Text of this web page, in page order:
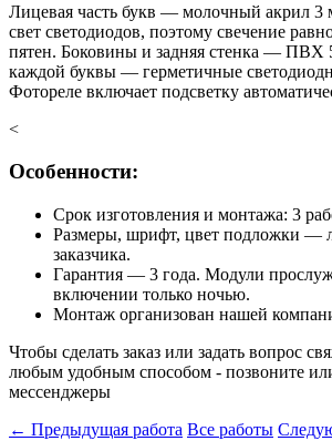
Лицевая часть букв — молочный акрил 3
свет светодиодов, поэтому свечение
пятен. Боковины и задняя стенка — ПВХ
каждой буквы — герметичные
Фотореле включает подсветку
<
Особенности:
Срок изготовления и монтажа: 3
Размеры, шрифт, цвет подложки —
заказчика.
Гарантия — 3 года. Модули
включении только ночью.
Монтаж организован нашей
Чтобы сделать заказ или задать вопрос
любым удобным способом - позвоните
мессенджеры
← Предыдущая работа Все работы